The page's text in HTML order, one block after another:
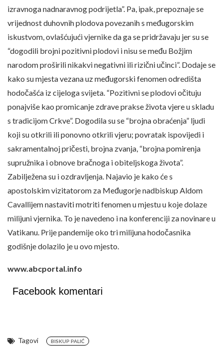
izravnoga nadnaravnog podrijetla”. Pa, ipak, prepoznaje se
vrijednost duhovnih plodova povezanih s međugorskim
iskustvom, ovlašćujući vjernike da ga se pridržavaju jer su se
“dogodili brojni pozitivni plodovi i nisu se među Božjim
narodom proširili nikakvi negativni ili rizični učinci”. Dodaje se
kako su mjesta vezana uz međugorski fenomen odredišta
hodočašća iz cijeloga svijeta. “Pozitivni se plodovi očituju
ponajviše kao promicanje zdrave prakse života vjere u skladu
s tradicijom Crkve”. Dogodila su se “brojna obraćenja” ljudi
koji su otkrili ili ponovno otkrili vjeru; povratak ispovijedi i
sakramentalnoj pričesti, brojna zvanja, “brojna pomirenja
supružnika i obnove bračnoga i obiteljskoga života”.
Zabilježena su i ozdravljenja. Najavio je kako će s
apostolskim vizitatorom za Međugorje nadbiskup Aldom
Cavallijem nastaviti motriti fenomen u mjestu u koje dolaze
milijuni vjernika. To je navedeno i na konferenciji za novinare u
Vatikanu. Prije pandemije oko tri milijuna hodočasnika
godišnje dolazilo je u ovo mjesto.
www.abcportal.info
Facebook komentari
Tagovi BISKUP PALIĆ